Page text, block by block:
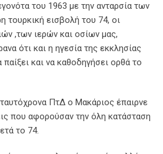
του 1963 με την ανταρσία των
τουρκική εισβολή του 74, οι
,των ιερών και οσίων μας,
ότι και η ηγεσία της εκκλησίας
και να καθοδηγήσει ορθά το
ΠτΔ ο Μακάριος έπαιρνε
που αφορούσαν την όλη κατάσταση
το 74.